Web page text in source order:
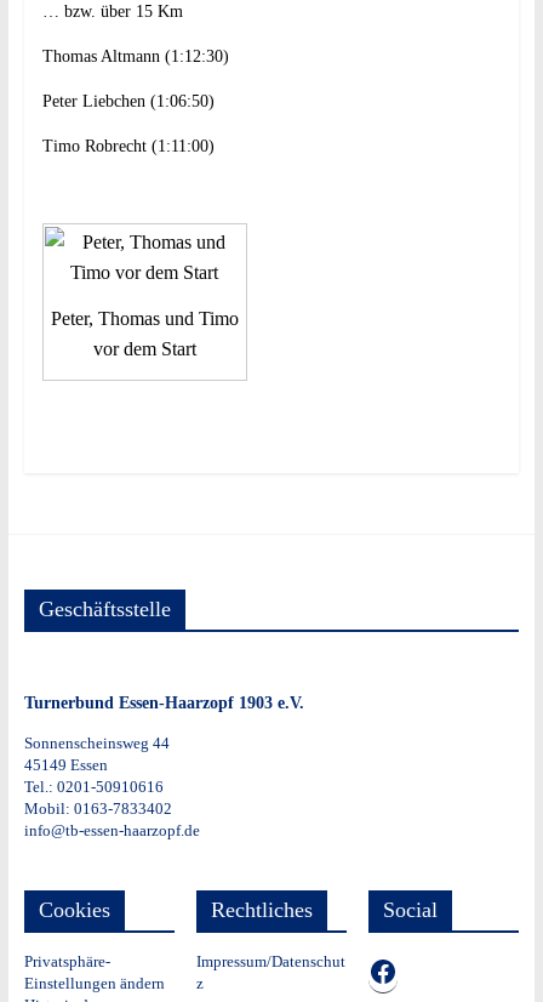
… bzw. über 15 Km
Thomas Altmann (1:12:30)
Peter Liebchen (1:06:50)
Timo Robrecht (1:11:00)
Peter, Thomas und Timo
vor dem Start
Geschäftsstelle
Turnerbund Essen-Haarzopf 1903 e.V.
Sonnenscheinsweg 44
45149 Essen
Tel.: 0201-50910616
Mobil: 0163-7833402
info@tb-essen-haarzopf.de
Cookies
Privatsphäre-
Einstellungen ändern
Rechtliches
Impressum/Datenschut
z
Social
TB auf Facebook